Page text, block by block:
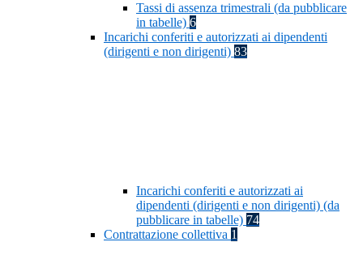
Tassi di assenza trimestrali (da pubblicare
in tabelle) 6
Incarichi conferiti e autorizzati ai dipendenti
(dirigenti e non dirigenti) 83
Incarichi conferiti e autorizzati ai
dipendenti (dirigenti e non dirigenti) (da
pubblicare in tabelle) 74
Contrattazione collettiva 1